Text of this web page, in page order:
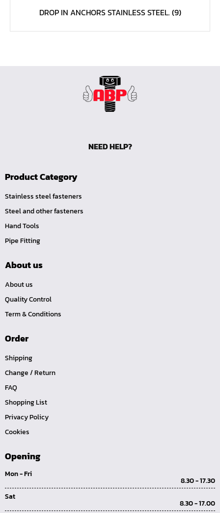
หน้าแปลนเหล็กเกลียวใน JEF PN16
หน้าแปลนเหล็กเกลียวใน JEF 10K TR
หน้าแปลนเหล็กคอสูง JEF WNRF 300P
หน้าแปลนเหล็กคอสูง JEF WNRF PN40
หน้าแปลนเหล็กคอสูง JEF WNRF PN16
หน้าแปลนเหล็กบอด JEF 10K FF ชุบกัลวาไนซ์
หน้าแปลนเชื่อมเหล็กบอด JEF 150P RF
ประแจตะขอ
คีมย้ำสายไฟ
คีมล๊อค
คีมหนีบ-ถ่างแหวน
คีมปากนกแก้ว,​คีมตัดตะปู
คีมคอม้า
คีมปากจิ้งจก
3/8", 1/2"
ด้ามฟรี, ด้ามบ๊อกซ์ Z-Series ขนาด 1/4", 3/8", 1/2"
ลูกบ๊อกซ์ สั้น, ยาว Koken Z-Series ขนาด 1/4", 3/8", 1/2"
ข้อต่อ Z-Series ขนาด 1/4", 3/8", 1/2"
ซ็อกเก็ต Z-Series
DROP IN ANCHORS STAINLESS STEEL.(9)
NEED HELP?
Product Category
Stainless steel fasteners
Steel and other fasteners
Hand Tools
Pipe Fitting
About us
About us
Quality Control
Term & Conditions
Order
Shipping
Change / Return
FAQ
Shopping List
Privacy Policy
Cookies
Opening
Mon - Fri
8.30 - 17.30
Sat
8.30 - 17.00